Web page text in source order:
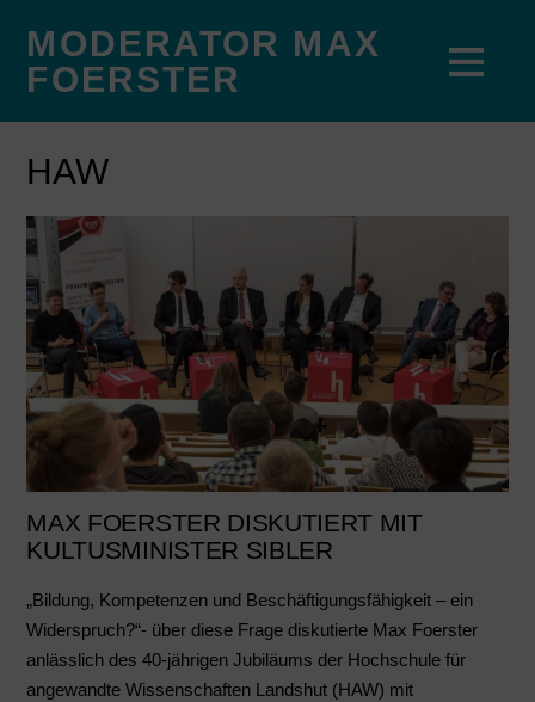
MODERATOR MAX
FOERSTER
HAW
MAX FOERSTER DISKUTIERT MIT
KULTUSMINISTER SIBLER
„Bildung, Kompetenzen und Beschäftigungsfähigkeit – ein
Widerspruch?“- über diese Frage diskutierte Max Foerster
anlässlich des 40-jährigen Jubiläums der Hochschule für
angewandte Wissenschaften Landshut (HAW) mit